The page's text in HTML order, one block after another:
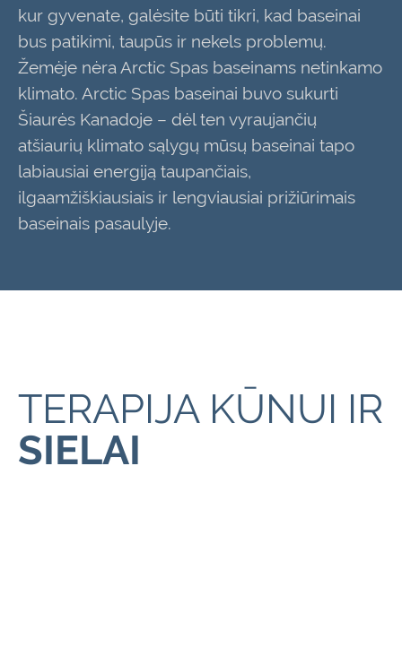
kur gyvenate, galėsite būti tikri, kad baseinai
bus patikimi, taupūs ir nekels problemų.
Žemėje nėra Arctic Spas baseinams netinkamo
klimato. Arctic Spas baseinai buvo sukurti
Šiaurės Kanadoje – dėl ten vyraujančių
atšiaurių klimato sąlygų mūsų baseinai tapo
labiausiai energiją taupančiais,
ilgaamžiškiausiais ir lengviausiai prižiūrimais
baseinais pasaulyje.
TERAPIJA KŪNUI IR
SIELAI